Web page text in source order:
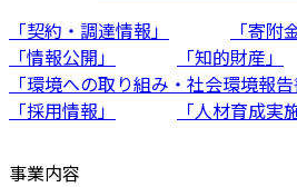
「契約・調達情報」
「寄附
「情報公開」
「知的財産」
「環境への取り組み・社会環境報告
「採用情報」
「人材育成実
事業内容